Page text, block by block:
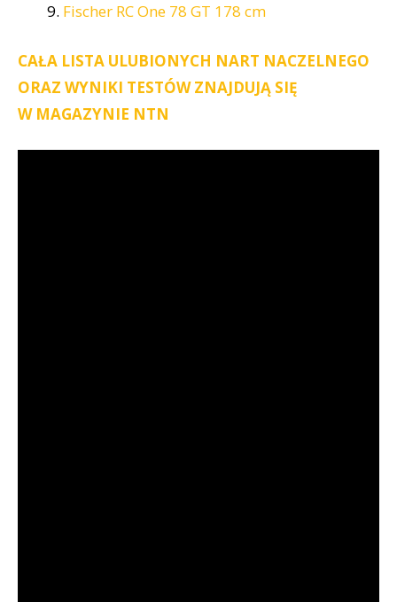
Fischer RC One 78 GT 178 cm
CAŁA LISTA ULUBIONYCH NART NACZELNEGO
ORAZ WYNIKI TESTÓW ZNAJDUJĄ SIĘ
W MAGAZYNIE NTN